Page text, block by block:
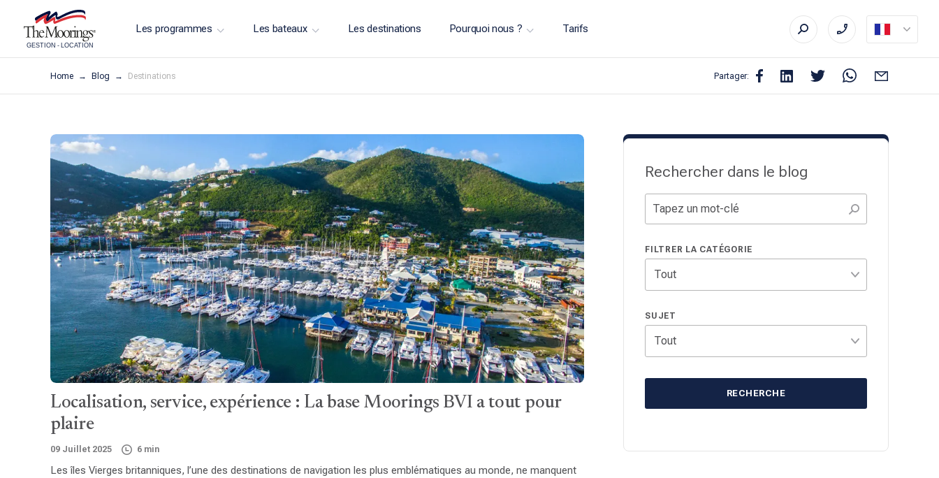
GESTION - LOCATION
Les programmes Les bateaux Les destinations Pourquoi nous ? Tarifs
Home Blog Destinations Partager:
Localisation, service, expérience : La base Moorings BVI a tout pour
plaire
09 Juillet 2025 6 min
Les îles Vierges britanniques, l’une des destinations de navigation les plus emblématiques au monde, ne manquent
Rechercher dans le blog
FILTRER LA CATÉGORIE
SUJET
RECHERCHE